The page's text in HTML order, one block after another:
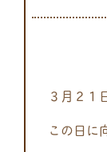
３月２１
この日に